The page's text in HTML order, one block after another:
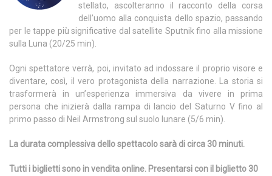
stellato, ascolteranno il racconto della corsa
dell’uomo alla conquista dello spazio, passando
per le tappe più significative dal satellite Sputnik fino alla missione
sulla Luna (20/25 min).
Ogni spettatore verrà, poi, invitato ad indossare il proprio visore e
diventare, così, il vero protagonista della narrazione. La storia si
trasformerà in un’esperienza immersiva da vivere in prima
persona che inizierà dalla rampa di lancio del Saturno V fino al
primo passo di Neil Armstrong sul suolo lunare (5/6 min).
La durata complessiva dello spettacolo sarà di circa 30 minuti.
Tutti i biglietti sono in vendita online. Presentarsi con il biglietto 30